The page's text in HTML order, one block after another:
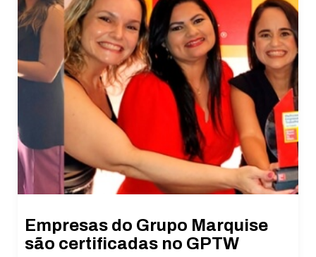
Empresas do Grupo Marquise
são certificadas no GPTW